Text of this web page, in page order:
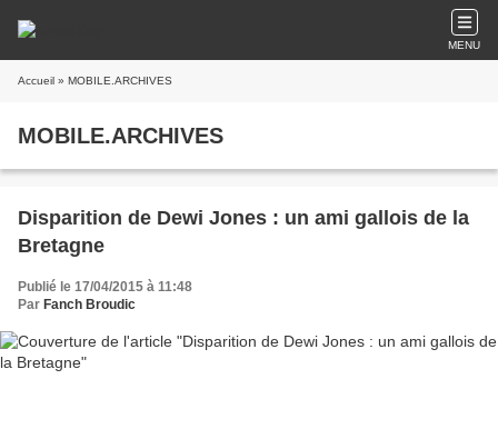
MENU
Accueil » MOBILE.ARCHIVES
MOBILE.ARCHIVES
Disparition de Dewi Jones : un ami gallois de la
Bretagne
Publié le 17/04/2015 à 11:48
Par Fanch Broudic